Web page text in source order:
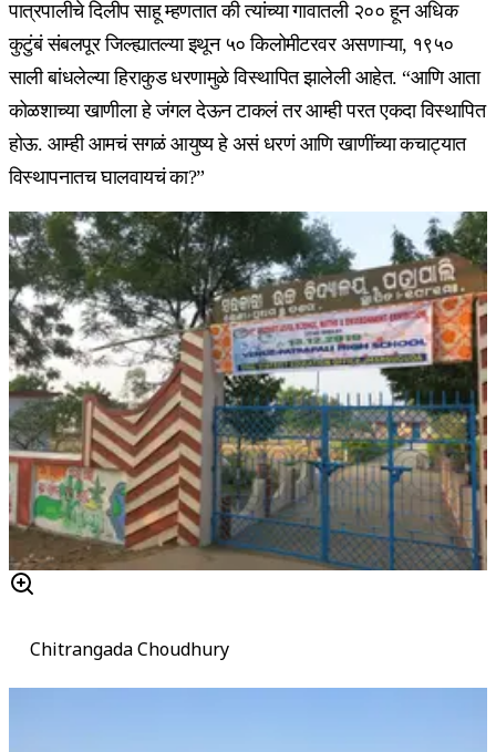
पात्रपालीचे दिलीप साहू म्हणतात की त्यांच्या गावातली २०० हून अधिक
कुटुंबं संबलपूर जिल्ह्यातल्या इथून ५० किलोमीटरवर असणाऱ्या, १९५०
साली बांधलेल्या हिराकुड धरणामुळे विस्थापित झालेली आहेत. “आणि आता
कोळशाच्या खाणीला हे जंगल देऊन टाकलं तर आम्ही परत एकदा विस्थापित
होऊ. आम्ही आमचं सगळं आयुष्य हे असं धरणं आणि खाणींच्या कचाट्यात
विस्थापनातच घालवायचं का?”
Chitrangada Choudhury